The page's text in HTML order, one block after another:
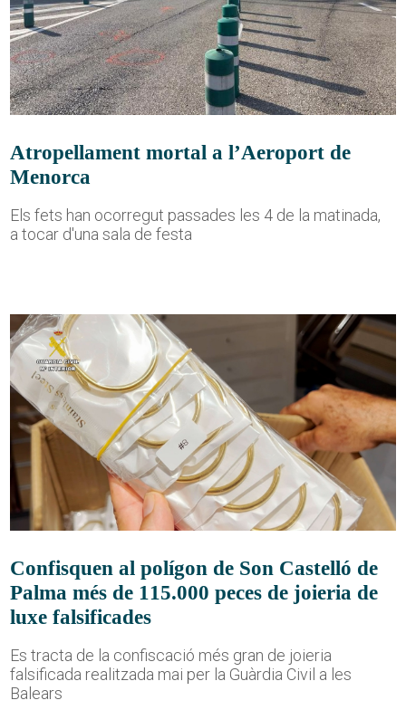
Atropellament mortal a l’Aeroport de
Menorca
Els fets han ocorregut passades les 4 de la matinada,
a tocar d'una sala de festa
Confisquen al polígon de Son Castelló de
Palma més de 115.000 peces de joieria de
luxe falsificades
Es tracta de la confiscació més gran de joieria
falsificada realitzada mai per la Guàrdia Civil a les
Balears